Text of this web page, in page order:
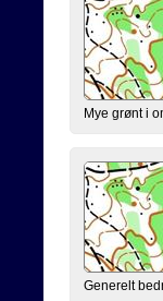
Mye grønt i
Generelt